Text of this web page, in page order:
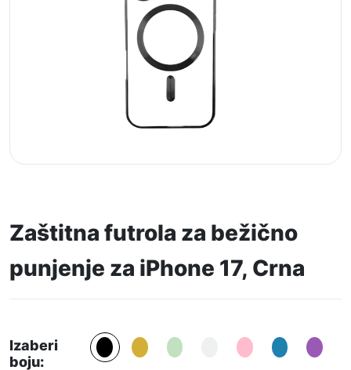
Zaštitna futrola za bežično
punjenje za iPhone 17, Crna
Izaberi
boju: